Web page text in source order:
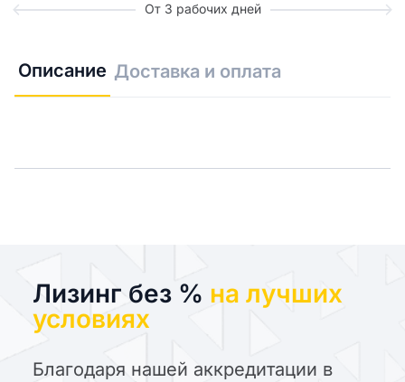
От 3 рабочих дней
Описание Доставка и оплата
Лизинг без % на лучших
условиях
Благодаря нашей аккредитации в